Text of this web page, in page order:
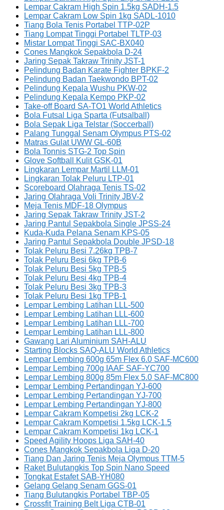
Lempar Cakram High Spin 1.5kg SADH-1.5
Lempar Cakram Low Spin 1kg SADL-1010
Tiang Bola Tenis Portabel TTP-02P
Tiang Lompat Tinggi Portabel TLTP-03
Mistar Lompat Tinggi SAC-BX040
Cones Mangkok Sepakbola D-24
Jaring Sepak Takraw Trinity JST-1
Pelindung Badan Karate Fighter BPKF-2
Pelindung Badan Taekwondo BPT-02
Pelindung Kepala Wushu PKW-02
Pelindung Kepala Kempo PKP-02
Take-off Board SA-TO1 World Athletics
Bola Futsal Liga Sparta (Futsalball)
Bola Sepak Liga Telstar (Soccerball)
Palang Tunggal Senam Olympus PTS-02
Matras Gulat UWW GL-60B
Bola Tonnis STG-2 Top Spin
Glove Softball Kulit GSK-01
Lingkaran Lempar Martil LLM-01
Lingkaran Tolak Peluru LTP-01
Scoreboard Olahraga Tenis TS-02
Jaring Olahraga Voli Trinity JBV-2
Meja Tenis MDF-18 Olympus
Jaring Sepak Takraw Trinity JST-2
Jaring Pantul Sepakbola Single JPSS-24
Kuda-Kuda Pelana Senam KPS-05
Jaring Pantul Sepakbola Double JPSD-18
Tolak Peluru Besi 7.26kg TPB-7
Tolak Peluru Besi 6kg TPB-6
Tolak Peluru Besi 5kg TPB-5
Tolak Peluru Besi 4kg TPB-4
Tolak Peluru Besi 3kg TPB-3
Tolak Peluru Besi 1kg TPB-1
Lempar Lembing Latihan LLL-500
Lempar Lembing Latihan LLL-600
Lempar Lembing Latihan LLL-700
Lempar Lembing Latihan LLL-800
Gawang Lari Aluminium SAH-ALU
Starting Blocks SAQ-ALU World Athletics
Lempar Lembing 600g 65m Flex 6.0 SAF-MC600
Lempar Lembing 700g IAAF SAF-YC700
Lempar Lembing 800g 85m Flex 5.0 SAF-MC800
Lempar Lembing Pertandingan YJ-600
Lempar Lembing Pertandingan YJ-700
Lempar Lembing Pertandingan YJ-800
Lempar Cakram Kompetisi 2kg LCK-2
Lempar Cakram Kompetisi 1.5kg LCK-1.5
Lempar Cakram Kompetisi 1kg LCK-1
Speed Agility Hoops Liga SAH-40
Cones Mangkok Sepakbola Liga D-20
Tiang Dan Jaring Tenis Meja Olympus TTM-5
Raket Bulutangkis Top Spin Nano Speed
Tongkat Estafet SAB-YH080
Gelang Gelang Senam GGS-01
Tiang Bulutangkis Portabel TBP-05
Crossfit Training Belt Liga CTB-01